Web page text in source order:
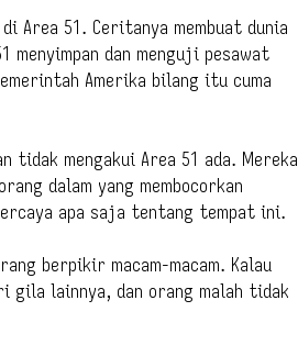
Area 51. Ceritanya membuat dunia
dan menguji pesawat
Amerika bilang itu cuma
mengakui Area 51 ada. Mereka
dalam yang membocorkan
apa saja tentang tempat ini.
berpikir macam-macam. Kalau
gila lainnya, dan orang malah tidak